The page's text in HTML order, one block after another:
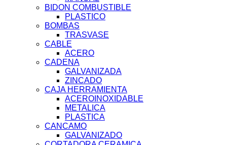
BIDON COMBUSTIBLE
PLASTICO
BOMBAS
TRASVASE
CABLE
ACERO
CADENA
GALVANIZADA
ZINCADO
CAJA HERRAMIENTA
ACEROINOXIDABLE
METALICA
PLASTICA
CANCAMO
GALVANIZADO